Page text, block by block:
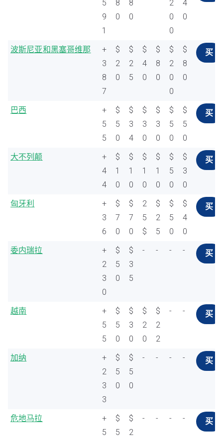
5
9
1
8
0
8
0
2
0
0
4
0
波斯尼亚和黑塞哥维那
+
3
8
7
$
2
0
$
2
5
$
4
0
$
8
0
$
2
0
0
$
8
0
买
巴西
+
5
5
$
5
0
$
3
4
$
3
0
$
3
0
$
5
0
$
5
0
买
大不列颠
+
4
4
$
1
0
$
1
0
$
1
0
$
1
0
$
5
0
$
3
0
买
匈牙利
+
3
6
$
7
0
$
7
0
2
5
$
$
2
5
$
5
0
$
4
0
买
委内瑞拉
+
2
3
0
$
5
0
$
3
5
- - - - 买
越南
+
5
5
$
5
0
$
3
0
$
2
0
$
2
2
- - 买
加纳
+
2
3
3
$
5
0
$
5
0
- - - - 买
危地马拉
+
5
$
5
$
2
- - - - 买